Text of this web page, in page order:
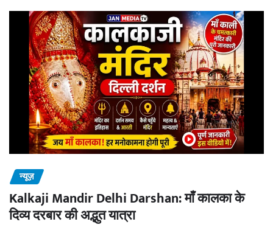
न्यूज़
Kalkaji Mandir Delhi Darshan: माँ कालका के
दिव्य दरबार की अद्भुत यात्रा